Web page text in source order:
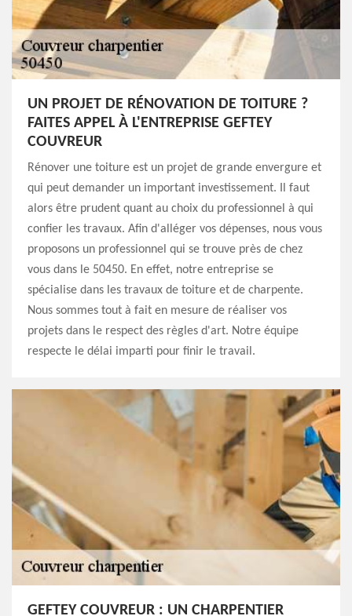
UN PROJET DE RÉNOVATION DE TOITURE ?
FAITES APPEL À L'ENTREPRISE GEFTEY
COUVREUR
Rénover une toiture est un projet de grande envergure et
qui peut demander un important investissement. Il faut
alors être prudent quant au choix du professionnel à qui
confier les travaux. Afin d'alléger vos dépenses, nous vous
proposons un professionnel qui se trouve près de chez
vous dans le 50450. En effet, notre entreprise se
spécialise dans les travaux de toiture et de charpente.
Nous sommes tout à fait en mesure de réaliser vos
projets dans le respect des règles d'art. Notre équipe
respecte le délai imparti pour finir le travail.
GEFTEY COUVREUR : UN CHARPENTIER